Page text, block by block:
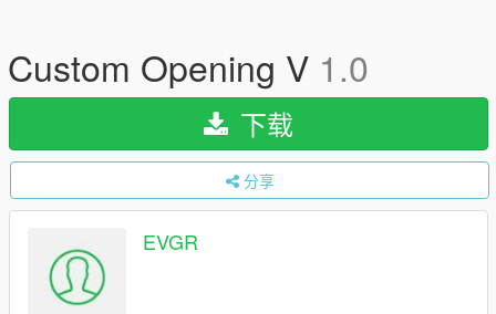
Custom Opening V 1.0
下载
分享
EVGR